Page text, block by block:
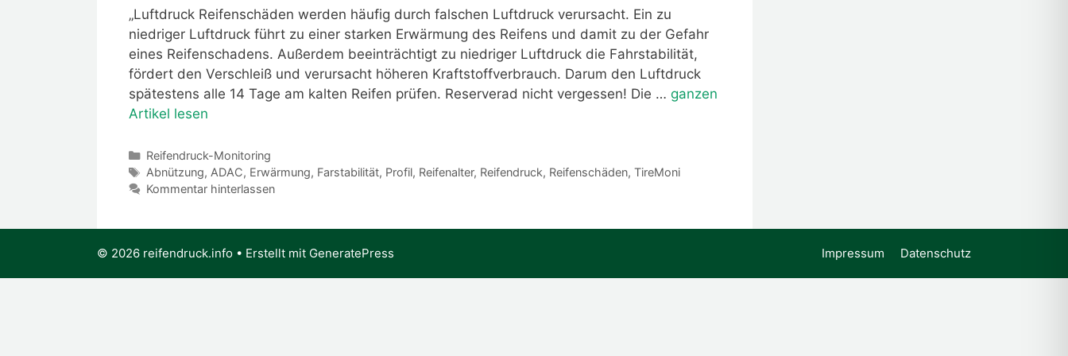
„Luftdruck Reifenschäden werden häufig durch falschen Luftdruck verursacht. Ein zu
niedriger Luftdruck führt zu einer starken Erwärmung des Reifens und damit zu der Gefahr
eines Reifenschadens. Außerdem beeinträchtigt zu niedriger Luftdruck die Fahrstabilität,
fördert den Verschleiß und verursacht höheren Kraftstoffverbrauch. Darum den Luftdruck
spätestens alle 14 Tage am kalten Reifen prüfen. Reserverad nicht vergessen! Die … ganzen
Artikel lesen
Kategorien
Reifendruck-Monitoring
Schlagwörter
Abnützung, ADAC, Erwärmung, Farstabilität, Profil, Reifenalter, Reifendruck, Reifenschäden, TireMoni
Kommentar hinterlassen
Impressum Datenschutz
© 2026 reifendruck.info • Erstellt mit GeneratePress